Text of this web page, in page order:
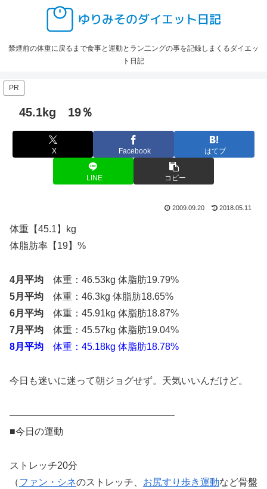
禁煙前の体重に戻るまで食事と運動とラン二ングの事を記録しまくるダイエッ
ト日記
PR
45.1kg 19％
X Facebook はてブ
LINE コピー
2009.09.20 2018.05.11
体重【45.1】kg
体脂肪率【19】%
4月平均 体重：46.53kg 体脂肪19.79%
5月平均 体重：46.3kg 体脂肪18.65%
6月平均 体重：45.91kg 体脂肪18.87%
7月平均 体重：45.57kg 体脂肪19.04%
8月平均 体重：45.18kg 体脂肪18.78%
今日も迷いに迷って朝ジョグせず。天気いいんだけど。
—————————————————-
■今日の運動
ストレッチ20分
（ファン・シネのストレッチ、 お尻すり歩き運動など骨盤